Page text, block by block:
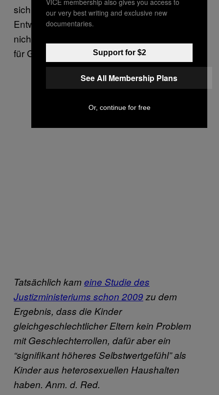
sich eben anschauen, ob es für die
Entwicklung eines Kindes wichtig ist oder
nicht, dass es Vater und Mutter als Vorbilder
für Geschlechterrollen hat
Tatsächlich kameine Studie des
Justizministeriums schon 2009zu dem
Ergebnis, dass die Kinder
gleichgeschlechtlicher Eltern kein Problem
mit Geschlechterrollen, dafür aber ein
“signifikant höheres Selbstwertgefühl” als
Kinder aus heterosexuellen Haushalten
haben. Anm. d. Red.
our very best writing and exclusive new
documentaries.
Support for $2
See All Membership Plans
Or, continue for free